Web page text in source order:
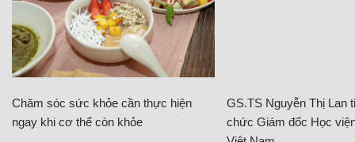
Chăm sóc sức khỏe cần thực hiện
ngay khi cơ thể còn khỏe
GS.TS Nguyễn Thị Lan
chức Giám đốc Học